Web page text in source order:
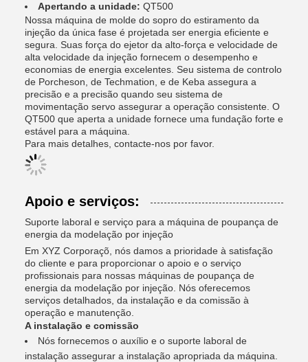
Apertando a unidade: QT500
Nossa máquina de molde do sopro do estiramento da
injeção da única fase é projetada ser energia eficiente e
segura. Suas força do ejetor da alto-força e velocidade de
alta velocidade da injeção fornecem o desempenho e
economias de energia excelentes. Seu sistema de controlo
de Porcheson, de Techmation, e de Keba assegura a
precisão e a precisão quando seu sistema de
movimentação servo assegurar a operação consistente. O
QT500 que aperta a unidade fornece uma fundação forte e
estável para a máquina.
Para mais detalhes, contacte-nos por favor.
Apoio e serviços:
Suporte laboral e serviço para a máquina de poupança de
energia da modelação por injeção
Em XYZ Corporaçõ, nós damos a prioridade à satisfação
do cliente e para proporcionar o apoio e o serviço
profissionais para nossas máquinas de poupança de
energia da modelação por injeção. Nós oferecemos
serviços detalhados, da instalação e da comissão à
operação e manutenção.
A instalação e comissão
Nós fornecemos o auxílio e o suporte laboral de
instalação assegurar a instalação apropriada da máquina.